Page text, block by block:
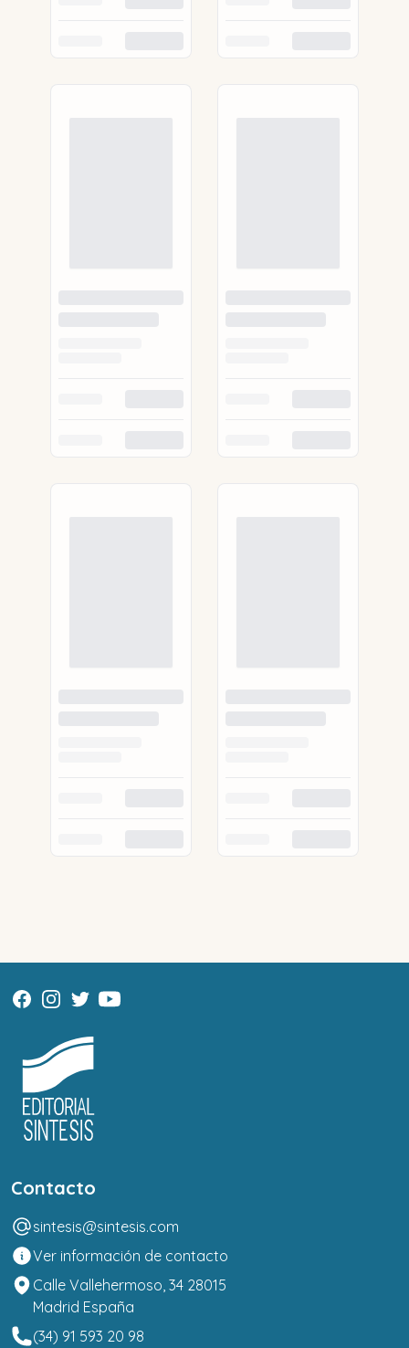
Contacto
sintesis@sintesis.com
Ver información de contacto
Calle Vallehermoso, 34 28015
Madrid España
(34) 91 593 20 98